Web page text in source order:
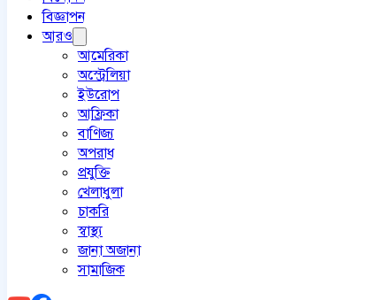
বিজ্ঞাপন
আরও
আমেরিকা
অস্ট্রেলিয়া
ইউরোপ
আফ্রিকা
বাণিজ্য
অপরাধ
প্রযুক্তি
খেলাধুলা
চাকরি
স্বাস্থ্য
জানা অজানা
সামাজিক